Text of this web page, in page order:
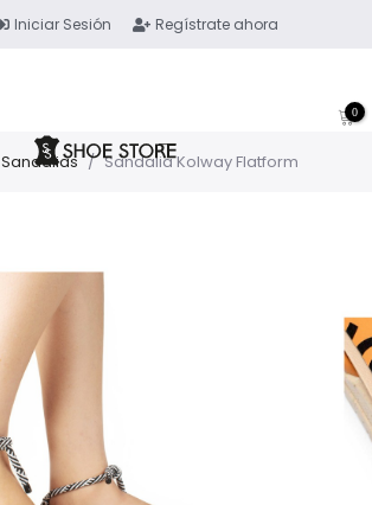
Iniciar Sesión Regístrate ahora
0
Sandalias / Sandalia Kolway Flatform